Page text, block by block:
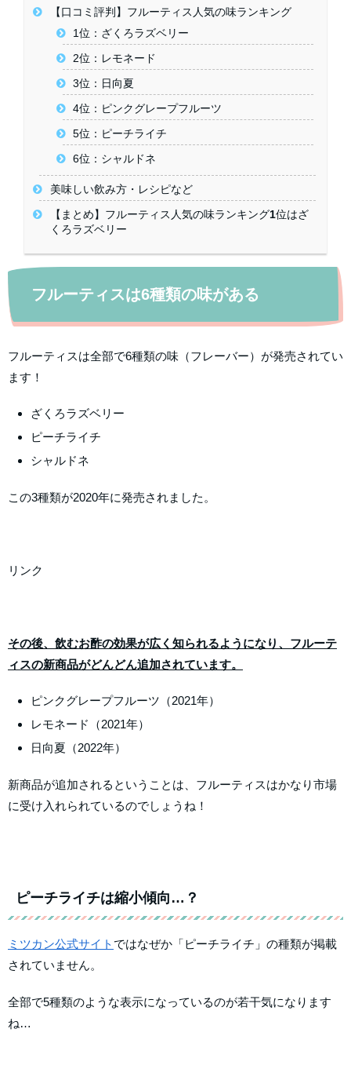
【口コミ評判】フルーティス人気の味ランキング
1位：ざくろラズベリー
2位：レモネード
3位：日向夏
4位：ピンクグレープフルーツ
5位：ピーチライチ
6位：シャルドネ
美味しい飲み方・レシピなど
【まとめ】フルーティス人気の味ランキング1位はざ
くろラズベリー
フルーティスは6種類の味がある
フルーティスは全部で6種類の味（フレーバー）が発売されてい
ます！
ざくろラズベリー
ピーチライチ
シャルドネ
この3種類が2020年に発売されました。
リンク
その後、飲むお酢の効果が広く知られるようになり、フルーテ
ィスの新商品がどんどん追加されています。
ピンクグレープフルーツ（2021年）
レモネード（2021年）
日向夏（2022年）
新商品が追加されるということは、フルーティスはかなり市場
に受け入れられているのでしょうね！
ピーチライチは縮小傾向…？
ミツカン公式サイト ではなぜか「ピーチライチ」の種類が掲載
されていません。
全部で5種類のような表示になっているのが若干気になります
ね…